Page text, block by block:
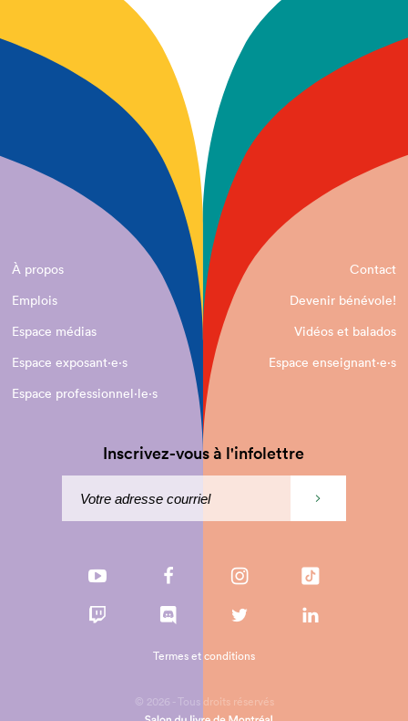
À propos
Contact
Emplois
Devenir bénévole!
Espace médias
Vidéos et balados
Espace exposant·e⋅s
Espace enseignant·e⋅s
Espace professionnel·le⋅s
Inscrivez-vous à l'infolettre
© 2026 - Tous droits réservés
Termes et conditions